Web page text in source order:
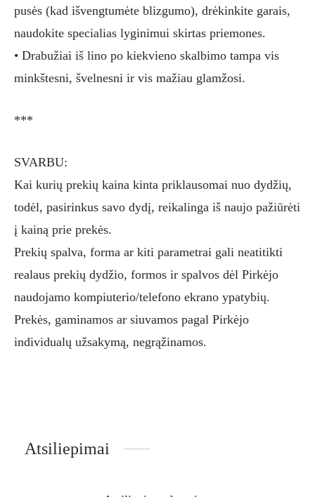
pusės (kad išvengtumėte blizgumo), drėkinkite garais,
naudokite specialias lyginimui skirtas priemones.
• Drabužiai iš lino po kiekvieno skalbimo tampa vis
minkštesni, švelnesni ir vis mažiau glamžosi.
***
SVARBU:
Kai kurių prekių kaina kinta priklausomai nuo dydžių,
todėl, pasirinkus savo dydį, reikalinga iš naujo pažiūrėti
į kainą prie prekės.
Prekių spalva, forma ar kiti parametrai gali neatitikti
realaus prekių dydžio, formos ir spalvos dėl Pirkėjo
naudojamo kompiuterio/telefono ekrano ypatybių.
Prekės, gaminamos ar siuvamos pagal Pirkėjo
individualų užsakymą, negrąžinamos.
Atsiliepimai